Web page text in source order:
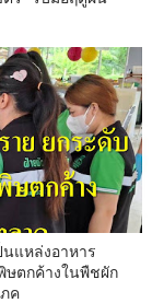
นแหล่งอาหาร
ษตกค้างในพืชผัก
ค